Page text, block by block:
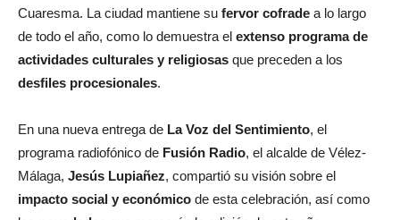
Cuaresma. La ciudad mantiene su fervor cofrade a lo largo
de todo el año, como lo demuestra el extenso programa de
actividades culturales y religiosas que preceden a los
desfiles procesionales.
En una nueva entrega de La Voz del Sentimiento, el
programa radiofónico de Fusión Radio, el alcalde de Vélez-
Málaga, Jesús Lupiañez, compartió su visión sobre el
impacto social y económico de esta celebración, así como